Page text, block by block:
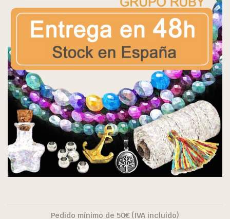
Pedido mínimo de 50€ (IVA incluido)